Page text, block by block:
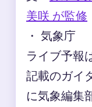
美咲 が監修
・ 気象庁
ライブ予報
記載のガイ
に気象編集